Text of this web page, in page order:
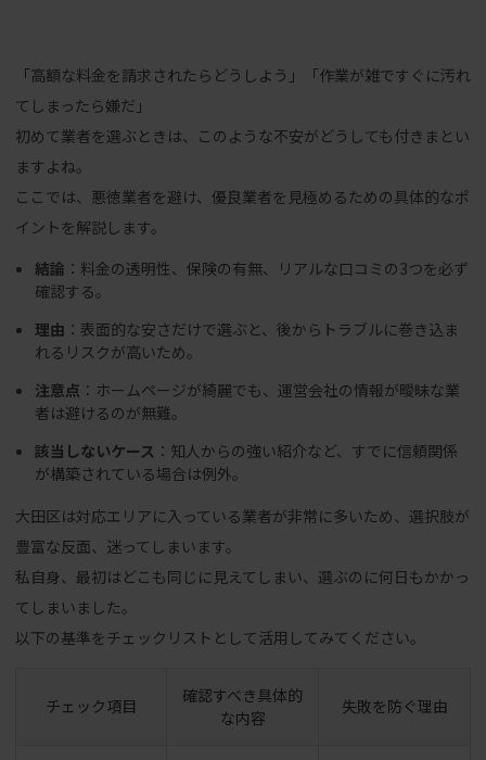
「高額な料金を請求されたらどうしよう」「作業が雑ですぐに汚れ
てしまったら嫌だ」
初めて業者を選ぶときは、このような不安がどうしても付きまとい
ますよね。
ここでは、悪徳業者を避け、優良業者を見極めるための具体的なポ
イントを解説します。
結論 ：料金の透明性、保険の有無、リアルな口コミの3つを必ず
確認する。
理由 ：表面的な安さだけで選ぶと、後からトラブルに巻き込ま
れるリスクが高いため。
注意点 ：ホームページが綺麗でも、運営会社の情報が曖昧な業
者は避けるのが無難。
該当しないケース ：知人からの強い紹介など、すでに信頼関係
が構築されている場合は例外。
大田区は対応エリアに入っている業者が非常に多いため、選択肢が
豊富な反面、迷ってしまいます。
私自身、最初はどこも同じに見えてしまい、選ぶのに何日もかかっ
てしまいました。
以下の基準をチェックリストとして活用してみてください。
チェック項目
確認すべき具体的
な内容
失敗を防ぐ理由